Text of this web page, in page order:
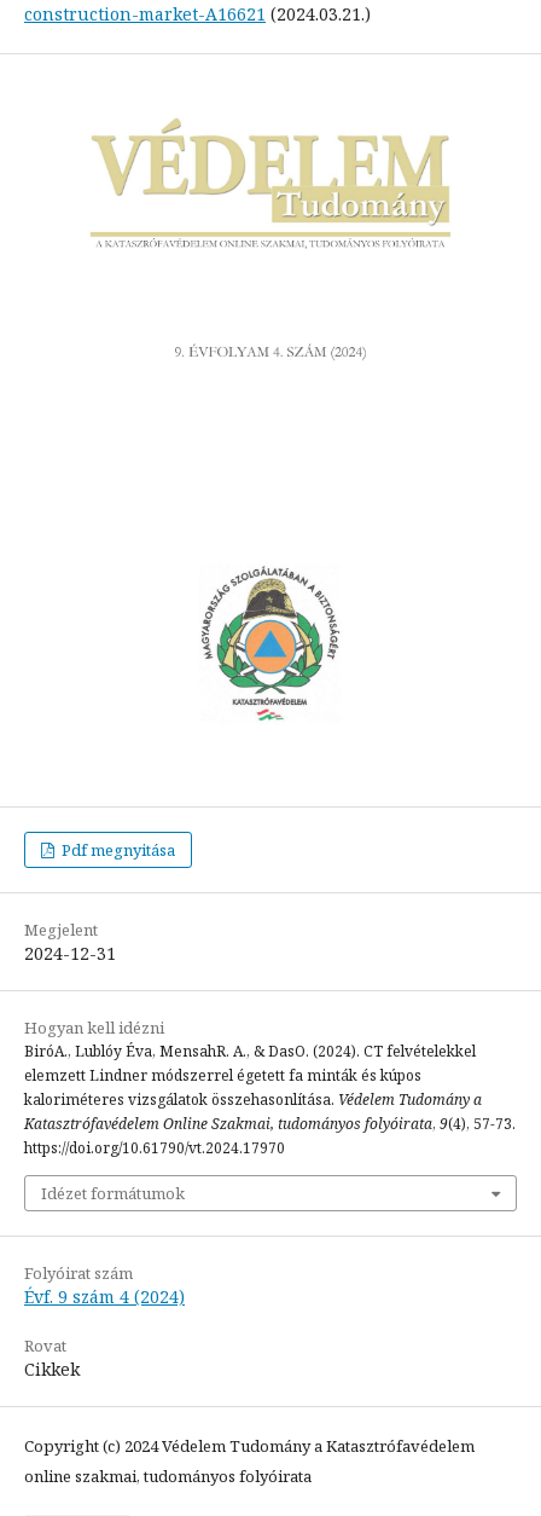
construction-market-A16621 (2024.03.21.)
Pdf megnyitása
Megjelent
2024-12-31
Hogyan kell idézni
BiróA., Lublóy Éva, MensahR. A., & DasO. (2024). CT felvételekkel
elemzett Lindner módszerrel égetett fa minták és kúpos
kaloriméteres vizsgálatok összehasonlítása. Védelem Tudomány a
Katasztrófavédelem Online Szakmai, tudományos folyóirata, 9(4), 57-73.
https://doi.org/10.61790/vt.2024.17970
Idézet formátumok
Folyóirat szám
Évf. 9 szám 4 (2024)
Rovat
Cikkek
Copyright (c) 2024 Védelem Tudomány a Katasztrófavédelem
online szakmai, tudományos folyóirata